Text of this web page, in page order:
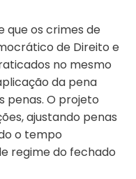
que os crimes de
de Direito e
no mesmo
da pena
penas. O projeto
ajustando penas
o tempo
regime do fechado